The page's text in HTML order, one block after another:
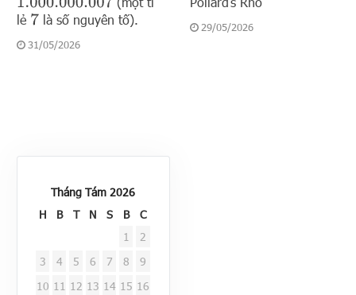
lẻ 7là số nguyên tố).
31/05/2026
29/05/2026
Tháng Tám 2026
H
B T N S B
C
1
2
3
4 5 6 7 8
9
10 11 12 13 14 15 16